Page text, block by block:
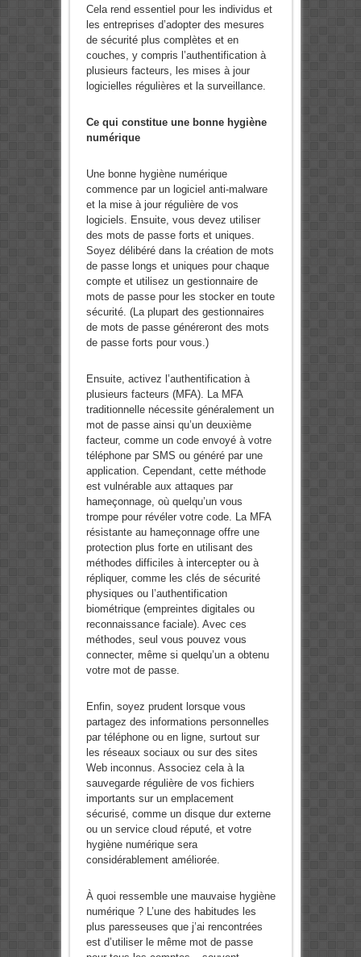
Cela rend essentiel pour les individus et
les entreprises d’adopter des mesures
de sécurité plus complètes et en
couches, y compris l’authentification à
plusieurs facteurs, les mises à jour
logicielles régulières et la surveillance.
Ce qui constitue une bonne hygiène
numérique
Une bonne hygiène numérique
commence par un logiciel anti-malware
et la mise à jour régulière de vos
logiciels. Ensuite, vous devez utiliser
des mots de passe forts et uniques.
Soyez délibéré dans la création de mots
de passe longs et uniques pour chaque
compte et utilisez un gestionnaire de
mots de passe pour les stocker en toute
sécurité. (La plupart des gestionnaires
de mots de passe généreront des mots
de passe forts pour vous.)
Ensuite, activez l’authentification à
plusieurs facteurs (MFA). La MFA
traditionnelle nécessite généralement un
mot de passe ainsi qu’un deuxième
facteur, comme un code envoyé à votre
téléphone par SMS ou généré par une
application. Cependant, cette méthode
est vulnérable aux attaques par
hameçonnage, où quelqu’un vous
trompe pour révéler votre code. La MFA
résistante au hameçonnage offre une
protection plus forte en utilisant des
méthodes difficiles à intercepter ou à
répliquer, comme les clés de sécurité
physiques ou l’authentification
biométrique (empreintes digitales ou
reconnaissance faciale). Avec ces
méthodes, seul vous pouvez vous
connecter, même si quelqu’un a obtenu
votre mot de passe.
Enfin, soyez prudent lorsque vous
partagez des informations personnelles
par téléphone ou en ligne, surtout sur
les réseaux sociaux ou sur des sites
Web inconnus. Associez cela à la
sauvegarde régulière de vos fichiers
importants sur un emplacement
sécurisé, comme un disque dur externe
ou un service cloud réputé, et votre
hygiène numérique sera
considérablement améliorée.
À quoi ressemble une mauvaise hygiène
numérique ? L’une des habitudes les
plus paresseuses que j’ai rencontrées
est d’utiliser le même mot de passe